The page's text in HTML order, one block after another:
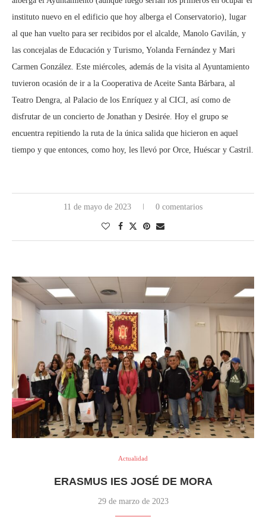
instituto nuevo en el edificio que hoy alberga el Conservatorio), lugar
al que han vuelto para ser recibidos por el alcalde, Manolo Gavilán, y
las concejalas de Educación y Turismo, Yolanda Fernández y Mari
Carmen González. Este miércoles, además de la visita al Ayuntamiento
tuvieron ocasión de ir a la Cooperativa de Aceite Santa Bárbara, al
Teatro Dengra, al Palacio de los Enríquez y al CICI, así como de
disfrutar de un concierto de Jonathan y Desirée. Hoy el grupo se
encuentra repitiendo la ruta de la única salida que hicieron en aquel
tiempo y que entonces, como hoy, les llevó por Orce, Huéscar y Castril.
11 de mayo de 2023 0 comentarios
Actualidad
ERASMUS IES JOSÉ DE MORA
29 de marzo de 2023